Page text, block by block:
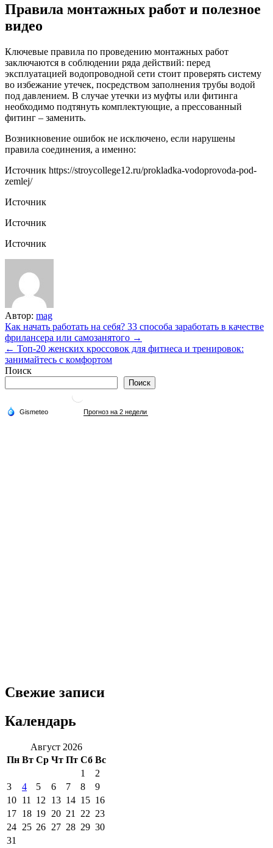
Правила монтажных работ и полезное
видео
Ключевые правила по проведению монтажных работ
заключаются в соблюдении ряда действий: перед
эксплуатацией водопроводной сети стоит проверять систему
во избежание утечек, посредством заполнения трубы водой
под давлением. В случае утечки из муфты или фитинга
необходимо подтянуть комплектующие, а прессованный
фитинг – заменить.
Возникновение ошибок не исключено, если нарушены
правила соединения, а именно:
Источник https://stroycollege12.ru/prokladka-vodoprovoda-pod-
zemlej/
Источник
Источник
Источник
Автор: mag
Навигация
по
записям
Как начать работать на себя? 33 способа заработать в качестве
фрилансера или самозанятого →
← Топ-20 женских кроссовок для фитнеса и тренировок:
занимайтесь с комфортом
Поиск
Поиск
Свежие записи
Календарь
Август 2026
Пн Вт Ср Чт Пт Сб Вс
1
2
3
4 5 6 7 8
9
10 11 12 13 14 15 16
17 18 19 20 21 22 23
24 25 26 27 28 29 30
31